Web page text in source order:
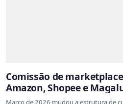
Comissão de
Amazon, Shopee e
atualizadas
Março de 2026 mudou a estrutura de